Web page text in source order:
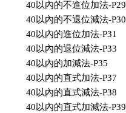
40以內的不進位加法-P29
40以內的不退位減法-P30
40以內的進位加法-P31
40以內的退位減法-P33
40以內的加減法-P35
40以內的直式加法-P37
40以內的直式減法-P38
40以內的直式加減法-P39